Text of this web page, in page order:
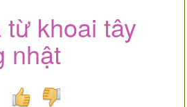
khoai tây
nhật